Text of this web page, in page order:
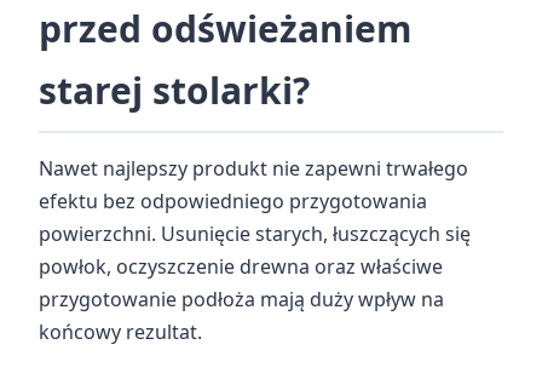
przed odświeżaniem
starej stolarki?
Nawet najlepszy produkt nie zapewni trwałego
efektu bez odpowiedniego przygotowania
powierzchni. Usunięcie starych, łuszczących się
powłok, oczyszczenie drewna oraz właściwe
przygotowanie podłoża mają duży wpływ na
końcowy rezultat.